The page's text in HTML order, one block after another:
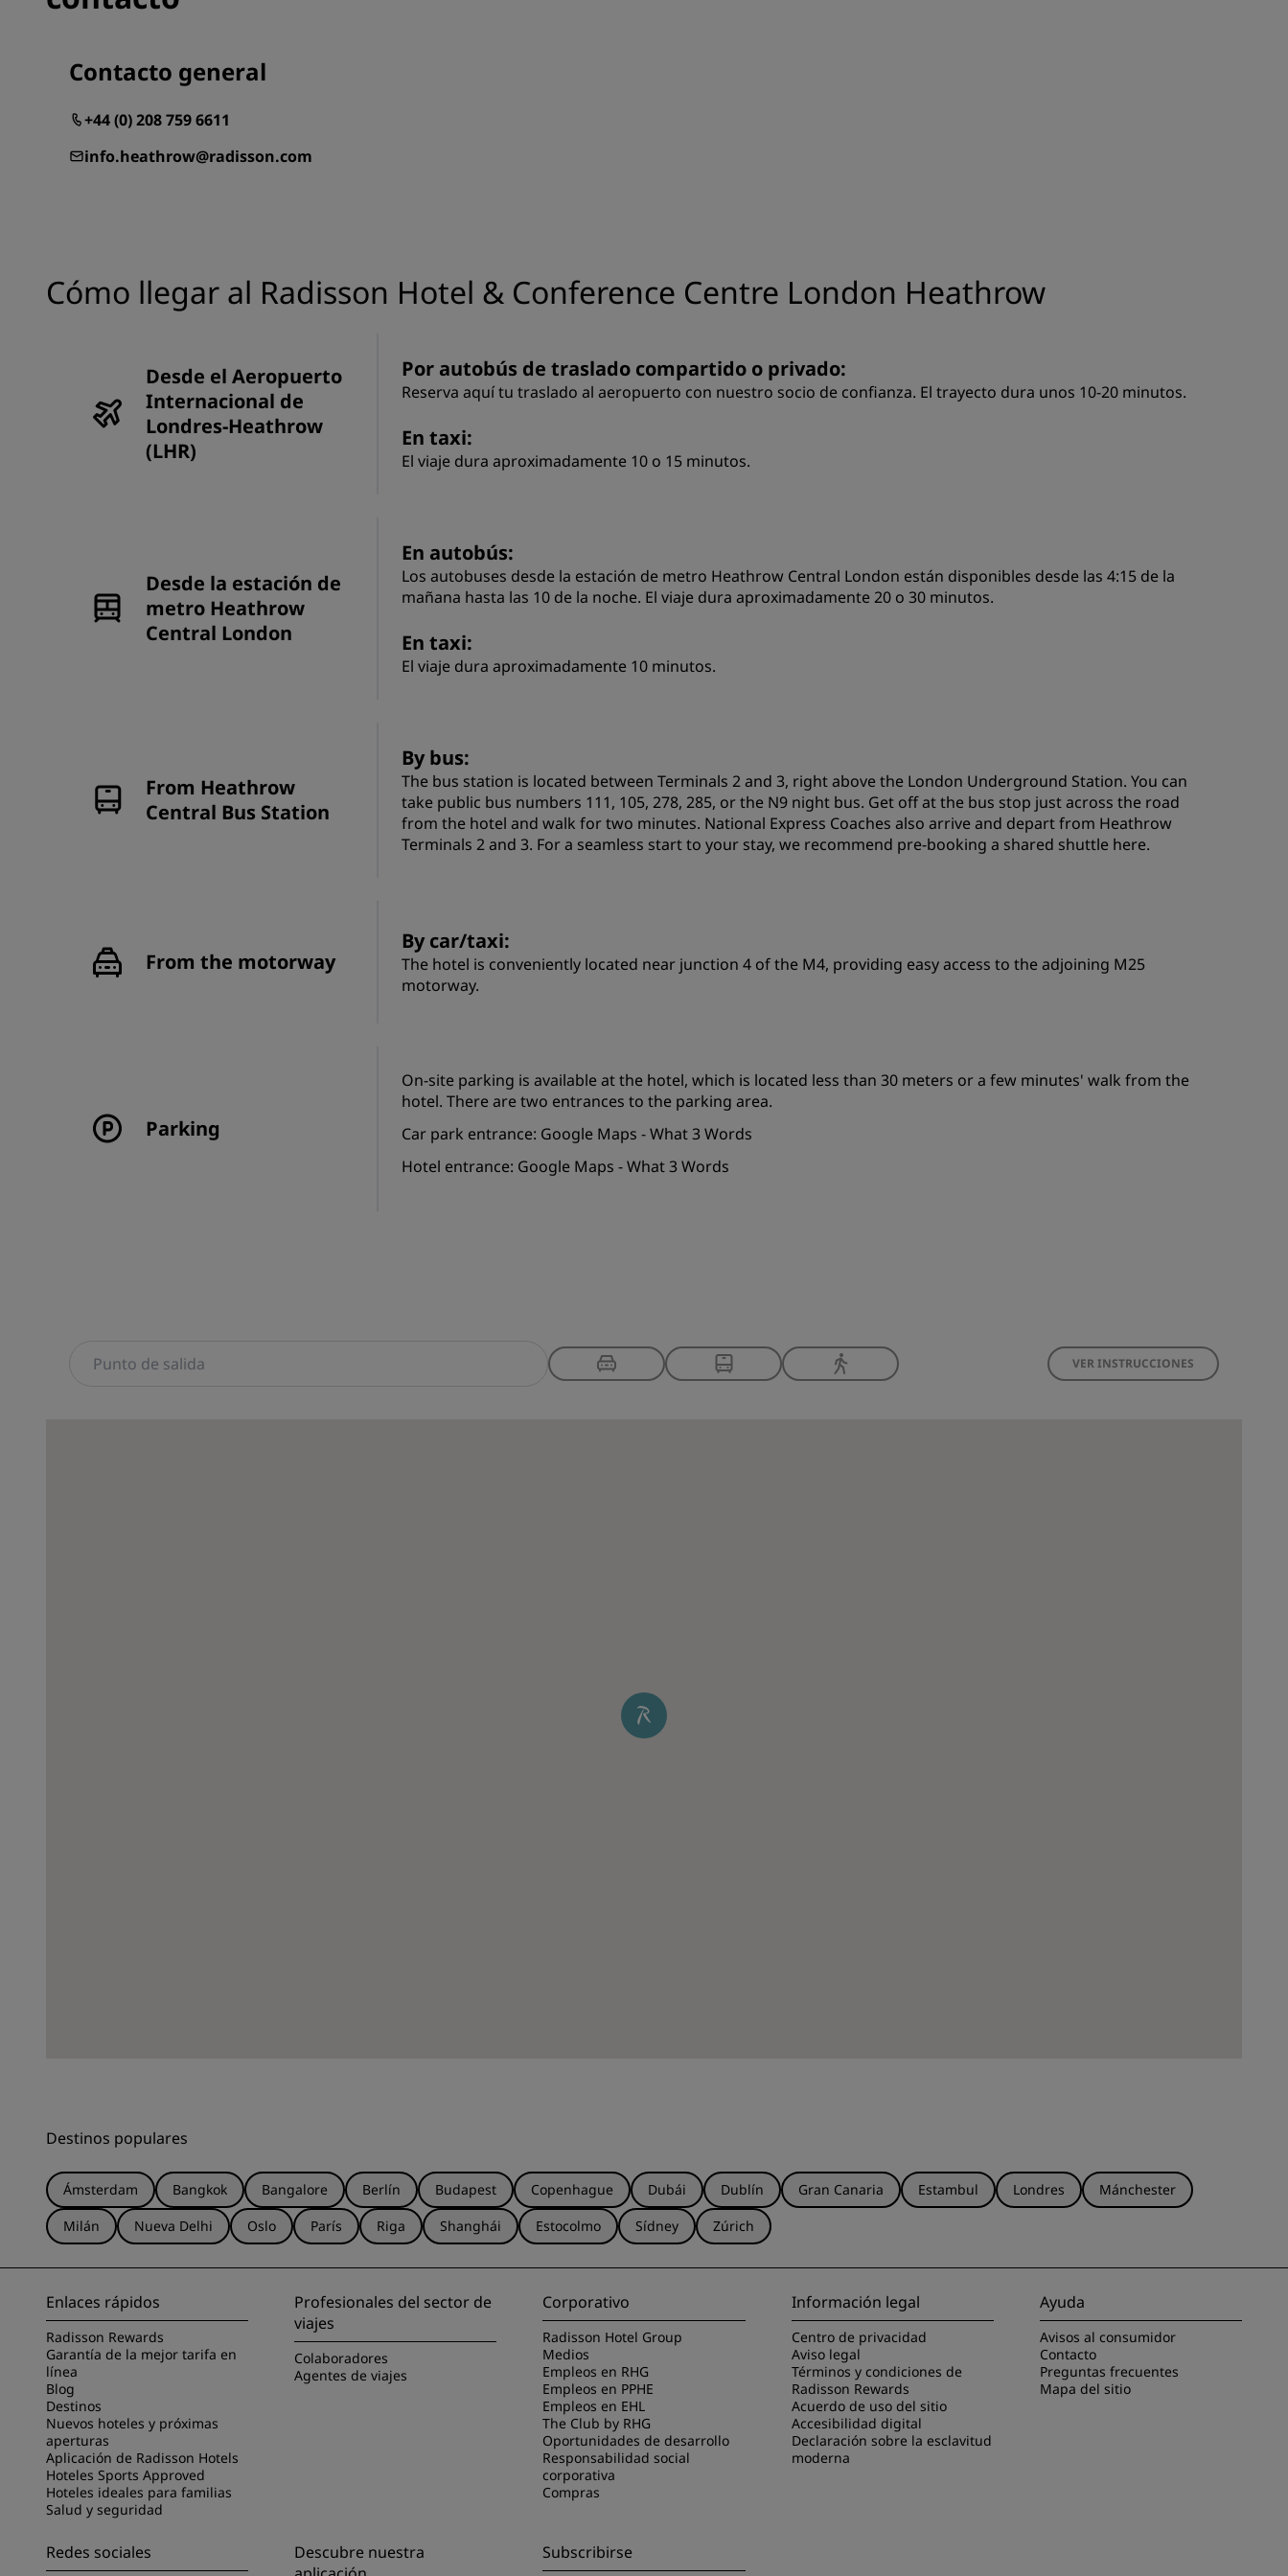
Contacto general
+44 (0) 208 759 6611
info.heathrow@radisson.com
Cómo llegar al Radisson Hotel & Conference Centre London Heathrow
Desde el Aeropuerto
Internacional de
Londres-Heathrow
(LHR)
Por autobús de traslado compartido o privado:
Reserva aquítu traslado al aeropuerto con nuestro socio de confianza. El trayecto dura unos 10-20 minutos.
En taxi:
El viaje dura aproximadamente 10 o 15 minutos.
Desde la estación de
metro Heathrow
Central London
En autobús:
Los autobuses desde la estación de metro Heathrow Central London están disponibles desde las 4:15 de la
mañana hasta las 10 de la noche. El viaje dura aproximadamente 20 o 30 minutos.
En taxi:
El viaje dura aproximadamente 10 minutos.
From Heathrow
Central Bus Station
By bus:
The bus station is located between Terminals 2 and 3, right above the London Underground Station. You can
take public bus numbers 111, 105, 278, 285, or the N9 night bus. Get off at the bus stop just across the road
from the hotel and walk for two minutes. National Express Coaches also arrive and depart from Heathrow
Terminals 2 and 3. For a seamless start to your stay, we recommend pre-booking a shared shuttle here.
From the motorway
By car/taxi:
The hotel is conveniently located near junction 4 of the M4, providing easy access to the adjoining M25
motorway.
Parking
On-site parking is available at the hotel, which is located less than 30 meters or a few minutes' walk from the
hotel. There are two entrances to the parking area.
Car park entrance: Google Maps -What 3 Words
Hotel entrance: Google Maps -What 3 Words
VER INSTRUCCIONES
Destinos populares
Ámsterdam Bangkok Bangalore Berlín Budapest Copenhague Dubái Dublín Gran Canaria Estambul Londres
Mánchester
Milán
Nueva Delhi Oslo París Riga Shanghái Estocolmo Sídney Zúrich
Enlaces rápidos
Radisson Rewards
Garantía de la mejor tarifa en
línea
Blog
Destinos
Nuevos hoteles y próximas
aperturas
Aplicación de Radisson Hotels
Hoteles Sports Approved
Hoteles ideales para familias
Salud y seguridad
Profesionales del sector de
viajes
Colaboradores
Agentes de viajes
Corporativo
Radisson Hotel Group
Medios
Empleos en RHG
Empleos en PPHE
Empleos en EHL
The Club by RHG
Oportunidades de desarrollo
Responsabilidad social
corporativa
Compras
Información legal
Centro de privacidad
Aviso legal
Términos y condiciones de
Radisson Rewards
Acuerdo de uso del sitio
Accesibilidad digital
Declaración sobre la esclavitud
moderna
Ayuda
Avisos al consumidor
Contacto
Preguntas frecuentes
Mapa del sitio
Redes sociales
Descubre nuestra
Subscribirse